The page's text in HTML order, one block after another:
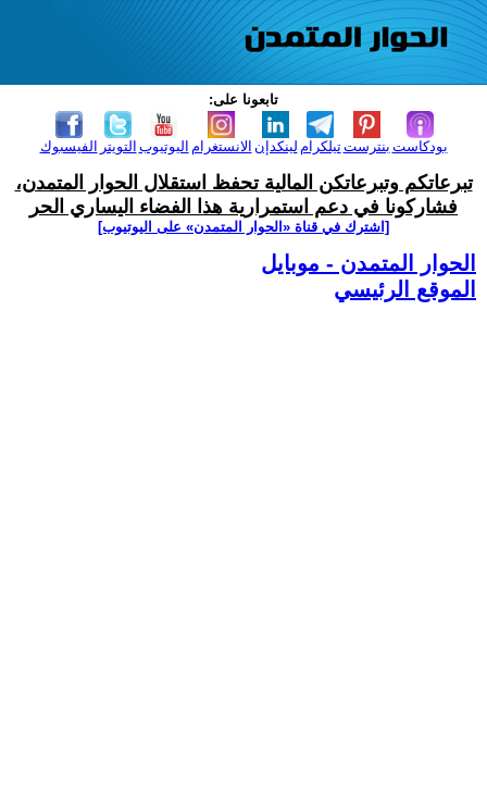
تابعونا على:
الفيسبوك التويتر اليوتيوب الانستغرام لينكدإن تيلكرامبنترست بودكاست
تبرعاتكم وتبرعاتكن المالية تحفظ استقلال الحوار المتمدن،
فشاركونا في دعم استمرارية هذا الفضاء اليساري الحر
[اشترك في قناة ‫«الحوار المتمدن» على اليوتيوب]
الحوار المتمدن - موبايل
الموقع الرئيسي